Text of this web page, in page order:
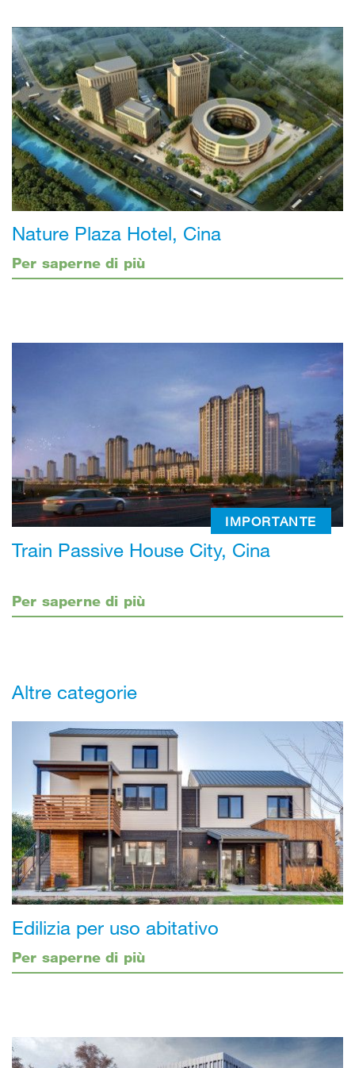
Nature Plaza Hotel, Cina
Per saperne di più
IMPORTANTE
Train Passive House City, Cina
Per saperne di più
Altre categorie
Edilizia per uso abitativo
Per saperne di più